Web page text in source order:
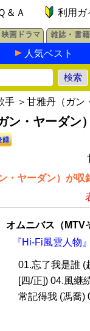
＆Ａ 利用ガ
人気ベスト
手 ＞甘雅丹（ガン
ン・ヤーダン
・ヤーダン）が収
オムニバス（MTV
『Hi-Fi風雲人物
01.忘了我是誰 (
[四/正]) 04.風継
常記得我 (馮喬)